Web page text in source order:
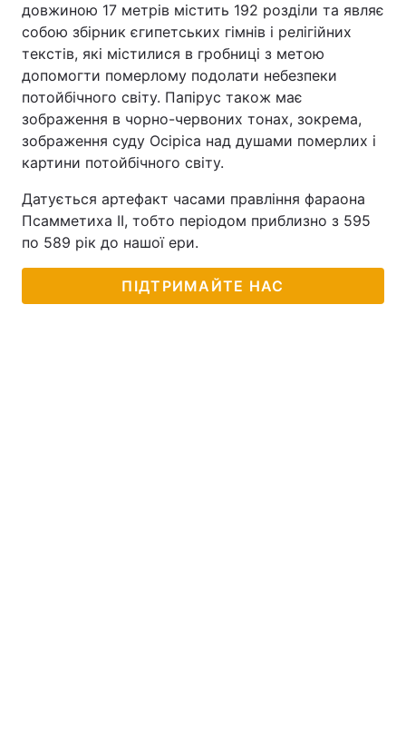
довжиною 17 метрів містить 192 розділи та являє
собою збірник єгипетських гімнів і релігійних
текстів, які містилися в гробниці з метою
допомогти померлому подолати небезпеки
потойбічного світу. Папірус також має
зображення в чорно-червоних тонах, зокрема,
зображення суду Осіріса над душами померлих і
картини потойбічного світу.
Датується артефакт часами правління фараона
Псамметиха II, тобто періодом приблизно з 595
по 589 рік до нашої ери.
ПІДТРИМАЙТЕ НАС